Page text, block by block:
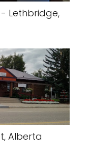
Lethbridge,
Alberta